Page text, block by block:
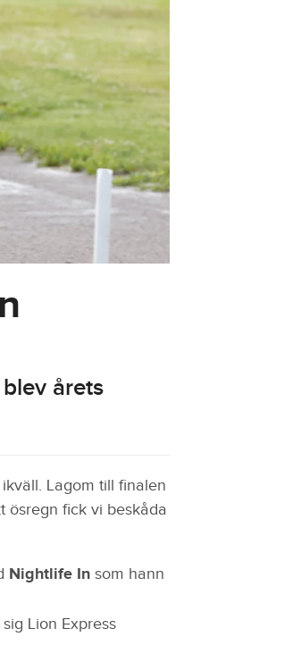
årets
Lagom till finalen
ösregn fick vi beskåda
Nightlife In som hann
Lion Express